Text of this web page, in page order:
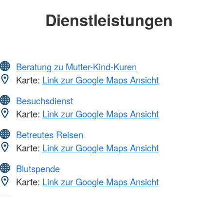
Dienstleistungen
Beratung zu Mutter-Kind-Kuren
Karte: Link zur Google Maps Ansicht
Besuchsdienst
Karte: Link zur Google Maps Ansicht
Betreutes Reisen
Karte: Link zur Google Maps Ansicht
Blutspende
Karte: Link zur Google Maps Ansicht